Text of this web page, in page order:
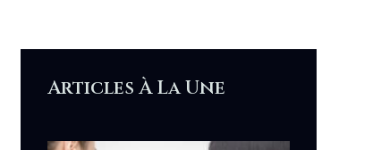
Articles À La Une